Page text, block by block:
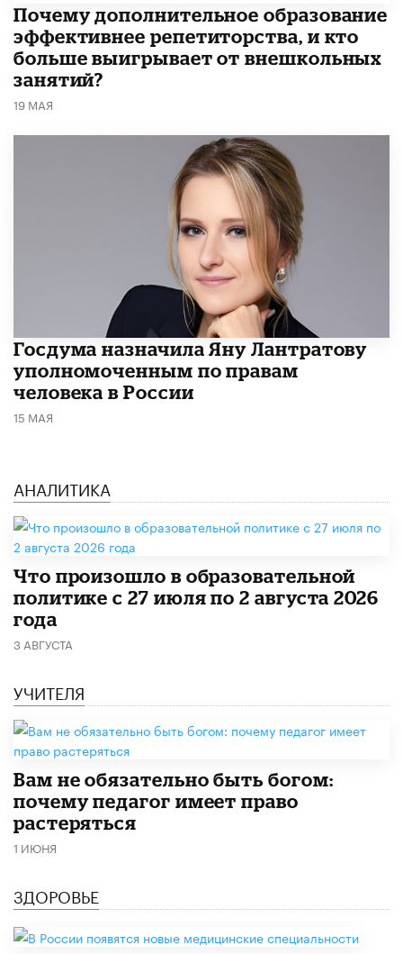
​Почему дополнительное образование
эффективнее репетиторства, и кто
больше выигрывает от внешкольных
занятий?
19 МАЯ
Госдума назначила Яну Лантратову
уполномоченным по правам
человека в России
15 МАЯ
АНАЛИТИКА
​Что произошло в образовательной
политике с 27 июля по 2 августа 2026
года
3 АВГУСТА
УЧИТЕЛЯ
​Вам не обязательно быть богом:
почему педагог имеет право
растеряться
1 ИЮНЯ
ЗДОРОВЬЕ